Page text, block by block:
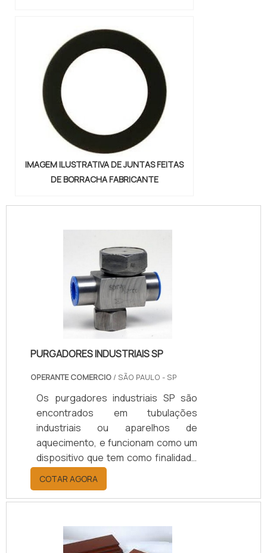
IMAGEM ILUSTRATIVA DE JUNTAS FEITAS
DE BORRACHA FABRICANTE
PURGADORES INDUSTRIAIS SP
OPERANTE COMERCIO / SÃO PAULO - SP
Os purgadores industriais SP são
encontrados em tubulações
industriais ou aparelhos de
aquecimento, e funcionam como um
dispositivo que tem como finalidade
separar e eliminar o ar condensado
desses equipamentos sem que o
vapor saia.MAIS INFORMAÇÕES
falhas nos componentes significam
que mais vapor é condensado de
COTAR AGORA